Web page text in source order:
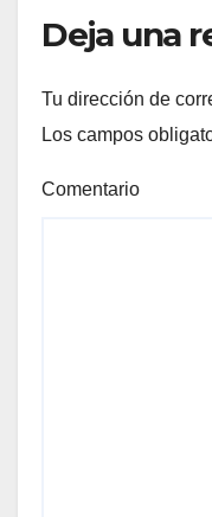
Deja una
Tu dirección de
Los campos
Comentario